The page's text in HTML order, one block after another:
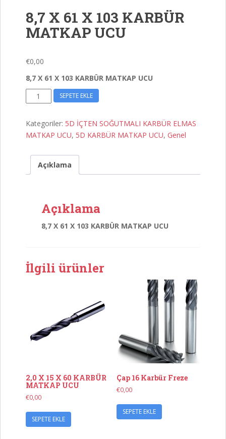
8,7 X 61 X 103 KARBÜR
MATKAP UCU
€0,00
8,7 X 61 X 103 KARBÜR MATKAP UCU
X
X
103
MATKAP
UCU
SEPETE EKLE
Kategoriler: 5D İÇTEN SOĞUTMALI KARBÜR ELMAS
MATKAP UCU, 5D KARBÜR MATKAP UCU, Genel
Açıklama
Açıklama
8,7 X 61 X 103 KARBÜR MATKAP UCU
İlgili ürünler
2,0 X 15 X 60 KARBÜR
MATKAP UCU
€0,00
SEPETE EKLE
Çap 16 Karbür Freze
€0,00
SEPETE EKLE